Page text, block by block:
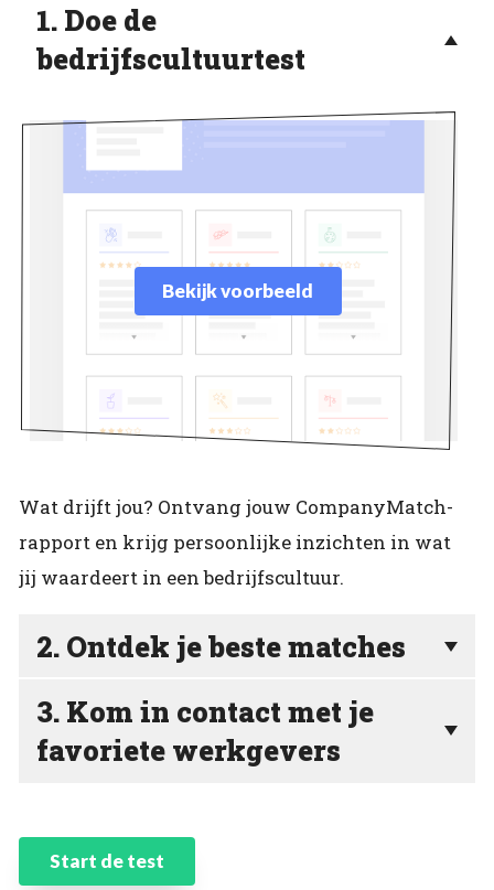
1. Doe de
bedrijfscultuurtest
Bekijk voorbeeld
Wat drijft jou? Ontvang jouw CompanyMatch-
rapport en krijg persoonlijke inzichten in wat
jij waardeert in een bedrijfscultuur.
2. Ontdek je beste matches
3. Kom in contact met je
favoriete werkgevers
Start de test